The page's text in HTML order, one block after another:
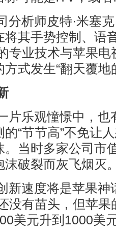
分析师皮特·米塞
其手势控制、语
专业技术与苹果电
式发生“翻天覆地
片乐观憧憬中，也
“节节高”不免让
当时多家公司市
沫破裂而灰飞烟灭
新速度将是苹果神
没有苗头，但苹果
美元升到1000美